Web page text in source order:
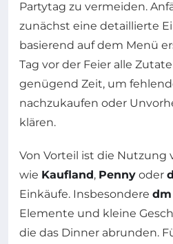
Partytag zu vermeiden.
zunächst eine detaillierte
basierend auf dem Menü
Tag vor der Feier alle
genügend Zeit, um
nachzukaufen oder
klären.
Von Vorteil ist die Nutzung
wie Kaufland, Penny oder
Einkäufe. Insbesondere dm
Elemente und kleine
die das Dinner abrunden.